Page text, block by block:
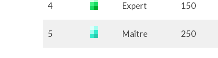
4 Expert 150
5 Maître 250